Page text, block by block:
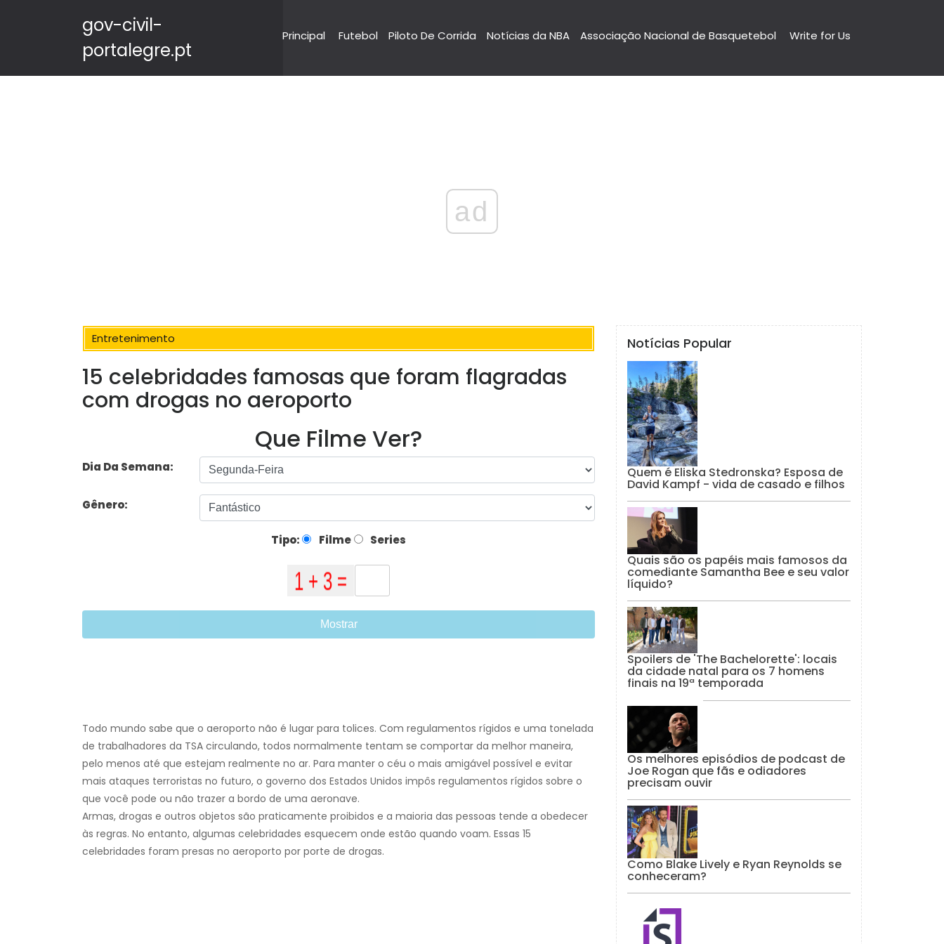
gov-civil-
portalegre.pt
Principal Futebol Piloto De Corrida Notícias da NBA Associação Nacional de Basquetebol Write for Us
ad
Entretenimento
15 celebridades famosas que foram flagradas
com drogas no aeroporto
Que Filme Ver?
Dia Da Semana:
Gênero:
Tipo: Filme Series
Mostrar
Todo mundo sabe que o aeroporto não é lugar para tolices. Com regulamentos rígidos e uma tonelada
de trabalhadores da TSA circulando, todos normalmente tentam se comportar da melhor maneira,
pelo menos até que estejam realmente no ar. Para manter o céu o mais amigável possível e evitar
mais ataques terroristas no futuro, o governo dos Estados Unidos impôs regulamentos rígidos sobre o
que você pode ou não trazer a bordo de uma aeronave.
Armas, drogas e outros objetos são praticamente proibidos e a maioria das pessoas tende a obedecer
às regras. No entanto, algumas celebridades esquecem onde estão quando voam. Essas 15
celebridades foram presas no aeroporto por porte de drogas.
Notícias Popular
Quem é Eliska Stedronska? Esposa de
David Kampf - vida de casado e filhos
Quais são os papéis mais famosos da
comediante Samantha Bee e seu valor
líquido?
Spoilers de 'The Bachelorette': locais
da cidade natal para os 7 homens
finais na 19ª temporada
Os melhores episódios de podcast de
Joe Rogan que fãs e odiadores
precisam ouvir
Como Blake Lively e Ryan Reynolds se
conheceram?